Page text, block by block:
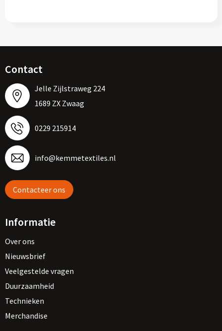
Contact
Jelle Zijlstraweg 224
1689 ZX Zwaag
0229 215914
info@kemmetextiles.nl
Contacteer ons
Informatie
Over ons
Nieuwsbrief
Veelgestelde vragen
Duurzaamheid
Technieken
Merchandise